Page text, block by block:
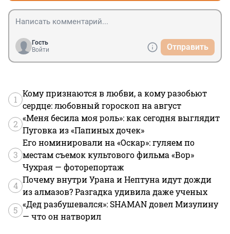
Гость
Войти
Отправить
1
Кому признаются в любви, а кому разобьют
сердце: любовный гороскоп на август
2
«Меня бесила моя роль»: как сегодня выглядит
Пуговка из «Папиных дочек»
3
Его номинировали на «Оскар»: гуляем по
местам съемок культового фильма «Вор»
Чухрая — фоторепортаж
4
Почему внутри Урана и Нептуна идут дожди
из алмазов? Разгадка удивила даже ученых
5
«Дед разбушевался»: SHAMAN довел Мизулину
— что он натворил